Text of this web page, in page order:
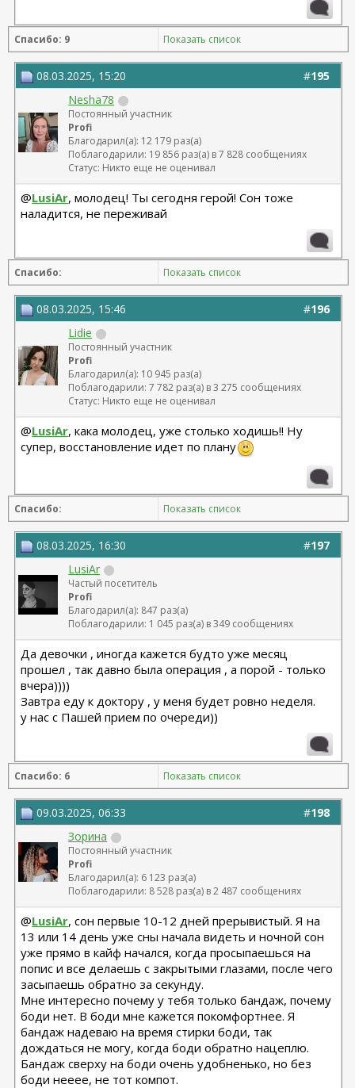
Спасибо: 9 Показать список
#195
08.03.2025, 15:20
Nesha78
Постоянный участник
Profi
Благодарил(а): 12 179 раз(а)
Поблагодарили: 19 856 раз(а) в 7 828 сообщениях
Статус: Никто еще не оценивал
@LusiAr, молодец! Ты сегодня герой! Сон тоже
наладится, не переживай
Спасибо: Показать список
#196
08.03.2025, 15:46
Lidie
Постоянный участник
Profi
Благодарил(а): 10 945 раз(а)
Поблагодарили: 7 782 раз(а) в 3 275 сообщениях
Статус: Никто еще не оценивал
@LusiAr, кака молодец, уже столько ходишь!! Ну
супер, восстановление идет по плану
Спасибо: Показать список
#197
08.03.2025, 16:30
LusiAr
Частый посетитель
Profi
Благодарил(а): 847 раз(а)
Поблагодарили: 1 045 раз(а) в 349 сообщениях
Да девочки , иногда кажется будто уже месяц
прошел , так давно была операция , а порой - только
вчера))))
Завтра еду к доктору , у меня будет ровно неделя.
у нас с Пашей прием по очереди))
Спасибо: 6 Показать список
#198
09.03.2025, 06:33
Зорина
Постоянный участник
Profi
Благодарил(а): 6 123 раз(а)
Поблагодарили: 8 528 раз(а) в 2 487 сообщениях
@LusiAr, сон первые 10-12 дней прерывистый. Я на
13 или 14 день уже сны начала видеть и ночной сон
уже прямо в кайф начался, когда просыпаешься на
попис и все делаешь с закрытыми глазами, после чего
засыпаешь обратно за секунду.
Мне интересно почему у тебя только бандаж, почему
боди нет. В боди мне кажется покомфортнее. Я
бандаж надеваю на время стирки боди, так
дождаться не могу, когда боди обратно нацеплю.
Бандаж сверху на боди очень удобненько, но без
боди нееее, не тот компот.